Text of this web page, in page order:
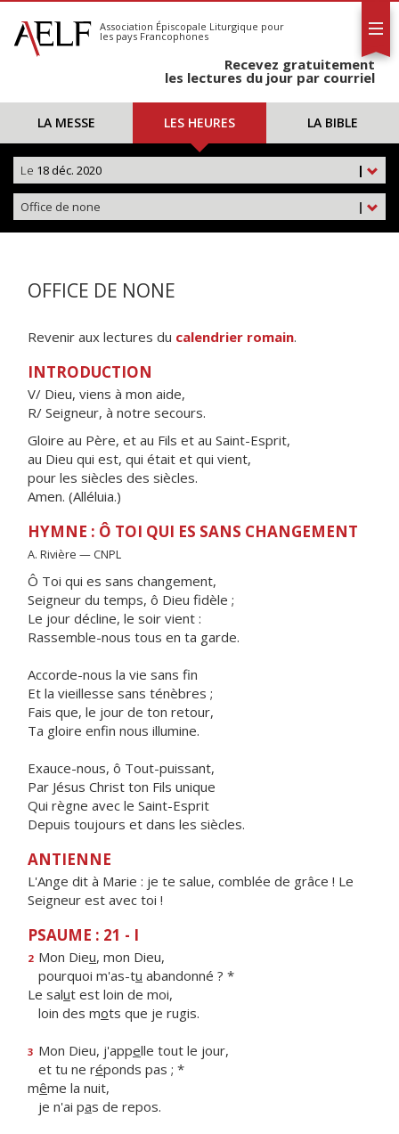
S'abonner
Calendrier
Association Épiscopale Liturgique pour
les pays Francophones
Recevez gratuitement
les lectures du jour par courriel
LA MESSE LES HEURES LA BIBLE
|
Le 18 déc. 2020
|
Office de none
OFFICE DE NONE
Revenir aux lectures du calendrier romain.
INTRODUCTION
V/ Dieu, viens à mon aide,
R/ Seigneur, à notre secours.
Gloire au Père, et au Fils et au Saint-Esprit,
au Dieu qui est, qui était et qui vient,
pour les siècles des siècles.
Amen. (Alléluia.)
HYMNE : Ô TOI QUI ES SANS CHANGEMENT
A. Rivière — CNPL
Ô Toi qui es sans changement,
Seigneur du temps, ô Dieu fidèle ;
Le jour décline, le soir vient :
Rassemble-nous tous en ta garde.
Accorde-nous la vie sans fin
Et la vieillesse sans ténèbres ;
Fais que, le jour de ton retour,
Ta gloire enfin nous illumine.
Exauce-nous, ô Tout-puissant,
Par Jésus Christ ton Fils unique
Qui règne avec le Saint-Esprit
Depuis toujours et dans les siècles.
ANTIENNE
L'Ange dit à Marie : je te salue, comblée de grâce ! Le
Seigneur est avec toi !
PSAUME : 21 - I
2 Mon Dieu, mon Dieu,
pourquoi m'as-tu abandonné ? *
Le salut est loin de moi,
loin des mots que je rugis.
3 Mon Dieu, j'appelle tout le jour,
et tu ne réponds pas ; *
même la nuit,
je n'ai pas de repos.